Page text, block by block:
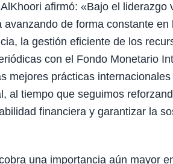
afirmó: «Bajo el
de forma constante
la gestión eficiente de los
con el Fondo Monetario
mejores prácticas
al tiempo que seguimos
financiera y garantizar la
una importancia aún mayor